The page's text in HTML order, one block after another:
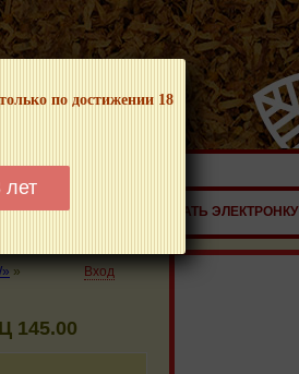
по достижении 18
ПРОДУКЦИИ!
И ЗДОРОВЬЕ ЗАКАЗАТЬ ЭЛЕКТРОНКУ
»
Вход
145.00